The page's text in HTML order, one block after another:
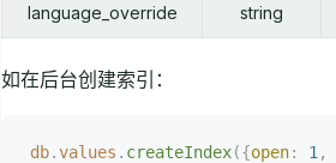
language_override string
如在后台创建索引：
db.values . createIndex({open: 1 ,